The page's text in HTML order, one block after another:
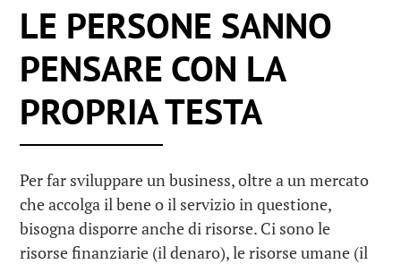
LE PERSONE SANNO
PENSARE CON LA
PROPRIA TESTA
Per far sviluppare un business, oltre a un mercato
che accolga il bene o il servizio in questione,
bisogna disporre anche di risorse. Ci sono le
risorse finanziarie (il denaro), le risorse umane (il